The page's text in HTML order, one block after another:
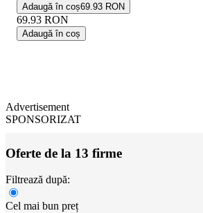
Adaugă în coș69.93 RON
69.93 RON
Adaugă în coș
Advertisement
SPONSORIZAT
Oferte de la 13 firme
Filtrează după:
Cel mai bun preț